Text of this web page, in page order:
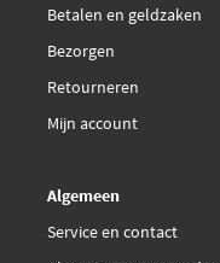
Betalen en geldzaken
Bezorgen
Retourneren
Mijn account
Algemeen
Service en contact